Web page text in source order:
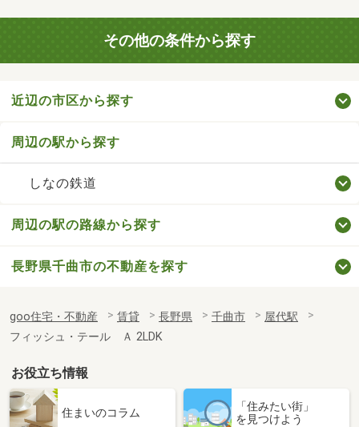
その他の条件から探す
近辺の市区から探す
周辺の駅から探す
しなの鉄道
周辺の駅の路線から探す
長野県千曲市の不動産を探す
goo住宅・不動産 賃貸 長野県 千曲市
屋代駅
フィッシュ・テール Ａ 2LDK
お役立ち情報
住まいのコラム
「住みたい街」
を見つけよう